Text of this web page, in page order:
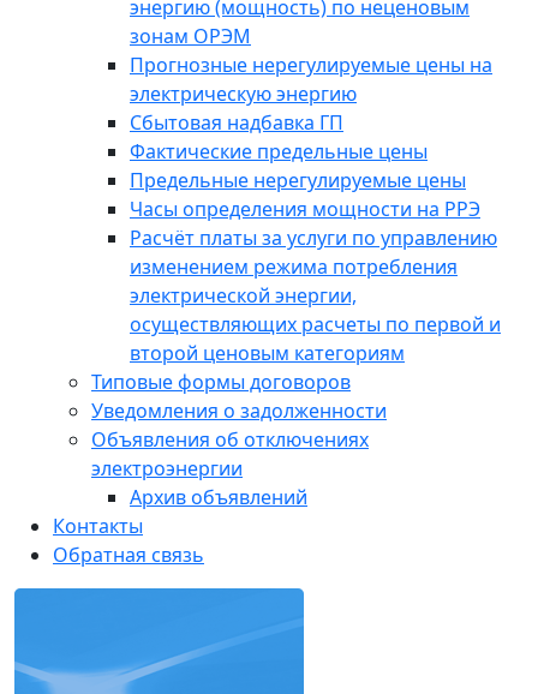
энергию (мощность) по неценовым
зонам ОРЭМ
Прогнозные нерегулируемые цены на
электрическую энергию
Сбытовая надбавка ГП
Фактические предельные цены
Предельные нерегулируемые цены
Часы определения мощности на РРЭ
Расчёт платы за услуги по управлению
изменением режима потребления
электрической энергии,
осуществляющих расчеты по первой и
второй ценовым категориям
Типовые формы договоров
Уведомления о задолженности
Объявления об отключениях
электроэнергии
Архив объявлений
Контакты
Обратная связь